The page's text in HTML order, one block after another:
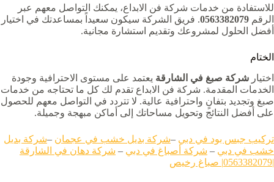
للاستفادة من خدمات شركة فن الابداع، يمكنك التواصل معهم عبر
الرقم 0563382079. فريق الشركة سيكون سعيداً بمساعدتك في اختيار
أفضل الحلول لمشروعك وتقديم استشارة مجانية.
الختام
اختيار شركة صبغ في الشارقة يعتمد على مستوى الاحترافية وجودة
الخدمات المقدمة. شركة فن الابداع تقدم لك كل ما تحتاجه من خدمات
صبغ وتجديد بتفانٍ واحترافية عالية. لا تتردد في التواصل معهم للحصول
على أفضل النتائج وتحويل مساحاتك إلى أماكن مبهجة وجميلة.
تركيب جبس بود في دبي –شركة بديل خشب في عجمان –شركة بديل
خشب في دبي – شركة أصباغ في دبي – شركة دهان في الشارقة
|0563382079| صباغ رخيص